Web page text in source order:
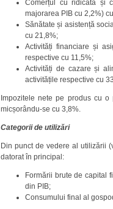
Comerțul cu ridicata și
majorarea PIB cu 2,2%)
Sănătate și asistență
cu 21,8%;
Activități financiare și
respective cu 11,5%;
Activități de cazare și
activitățile respective cu
Impozitele nete pe produs cu
micșorându-se cu 3,8%.
Categorii de utilizări
Din punct de vedere al utilizării
datorat în principal:
Formării brute de capital
din PIB;
Consumului final al